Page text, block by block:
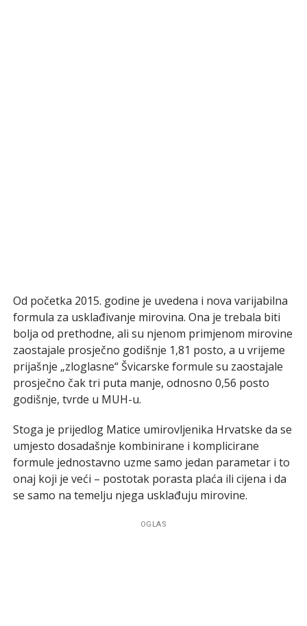
Od početka 2015. godine je uvedena i nova varijabilna
formula za usklađivanje mirovina. Ona je trebala biti
bolja od prethodne, ali su njenom primjenom mirovine
zaostajale prosječno godišnje 1,81 posto, a u vrijeme
prijašnje „zloglasne“ Švicarske formule su zaostajale
prosječno čak tri puta manje, odnosno 0,56 posto
godišnje, tvrde u MUH-u.
Stoga je prijedlog Matice umirovljenika Hrvatske da se
umjesto dosadašnje kombinirane i komplicirane
formule jednostavno uzme samo jedan parametar i to
onaj koji je veći – postotak porasta plaća ili cijena i da
se samo na temelju njega usklađuju mirovine.
OGLAS